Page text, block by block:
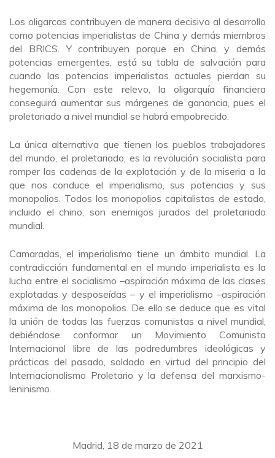
Los oligarcas contribuyen de manera decisiva al desarrollo
como potencias imperialistas de China y demás miembros
del BRICS. Y contribuyen porque en China, y demás
potencias emergentes, está su tabla de salvación para
cuando las potencias imperialistas actuales pierdan su
hegemonía. Con este relevo, la oligarquía financiera
conseguirá aumentar sus márgenes de ganancia, pues el
proletariado a nivel mundial se habrá empobrecido.
La única alternativa que tienen los pueblos trabajadores
del mundo, el proletariado, es la revolución socialista para
romper las cadenas de la explotación y de la miseria a la
que nos conduce el imperialismo, sus potencias y sus
monopolios. Todos los monopolios capitalistas de estado,
incluido el chino, son enemigos jurados del proletariado
mundial.
Camaradas, el imperialismo tiene un ámbito mundial. La
contradicción fundamental en el mundo imperialista es la
lucha entre el socialismo –aspiración máxima de las clases
explotadas y desposeídas – y el imperialismo –aspiración
máxima de los monopolios. De ello se deduce que es vital
la unión de todas las fuerzas comunistas a nivel mundial,
debiéndose conformar un Movimiento Comunista
Internacional libre de las podredumbres ideológicas y
prácticas del pasado, soldado en virtud del principio del
Internacionalismo Proletario y la defensa del marxismo-
leninismo.
Madrid, 18 de marzo de 2021